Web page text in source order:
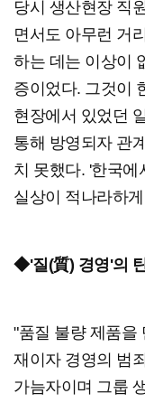
당시 생산현장 직
면서도 아무런 거
하는 데는 이상이
증이었다. 그것이
현장에서 있었던
통해 방영되자 관
치 못했다. '한국에
실상이 적나라하
◆'질(質) 경영'의
"품질 불량 제품을
재이자 경영의 범
가늠자이며 그룹